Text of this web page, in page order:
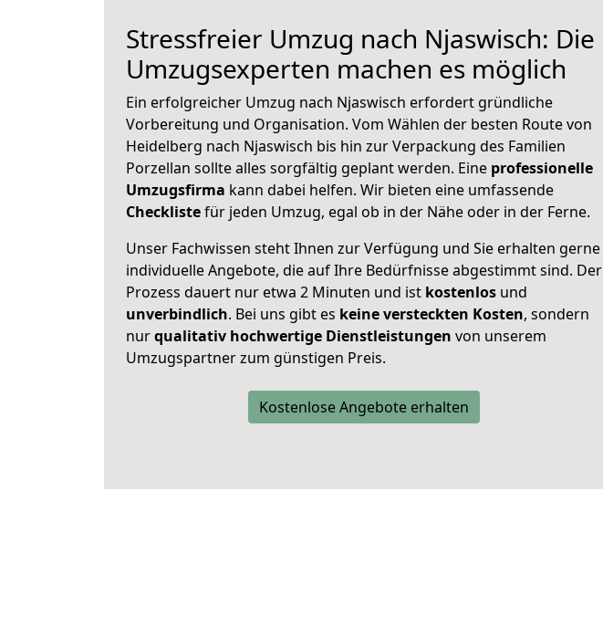
Stressfreier Umzug nach Njaswisch: Die
Umzugsexperten machen es möglich
Ein erfolgreicher Umzug nach Njaswisch erfordert gründliche
Vorbereitung und Organisation. Vom Wählen der besten Route von
Heidelberg nach Njaswisch bis hin zur Verpackung des Familien
Porzellan sollte alles sorgfältig geplant werden. Eine professionelle
Umzugsfirma kann dabei helfen. Wir bieten eine umfassende
Checklistefür jeden Umzug, egal ob in der Nähe oder in der Ferne.
Unser Fachwissen steht Ihnen zur Verfügung und Sie erhalten gerne
individuelle Angebote, die auf Ihre Bedürfnisse abgestimmt sind. Der
Prozess dauert nur etwa 2 Minuten und ist kostenlos und
unverbindlich. Bei uns gibt es keine versteckten Kosten, sondern
nurqualitativ hochwertige Dienstleistungen von unserem
Umzugspartner zum günstigen Preis.
Kostenlose Angebote erhalten